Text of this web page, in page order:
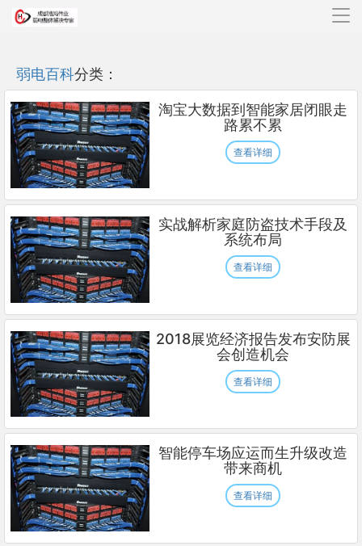
导
弱电百科分类：
淘宝大数据到智能家居闭眼走
路累不累
查看详细
实战解析家庭防盗技术手段及
系统布局
查看详细
2018展览经济报告发布安防展
会创造机会
查看详细
智能停车场应运而生升级改造
带来商机
查看详细